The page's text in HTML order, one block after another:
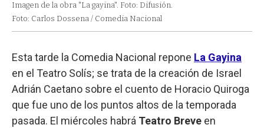
Imagen de la obra "La gayina". Foto: Difusión.
Foto: Carlos Dossena / Comedia Nacional
Esta tarde la Comedia Nacional repone La Gayina
en el Teatro Solís; se trata de la creación de Israel
Adrián Caetano sobre el cuento de Horacio Quiroga
que fue uno de los puntos altos de la temporada
pasada. El miércoles habrá Teatro Breve en